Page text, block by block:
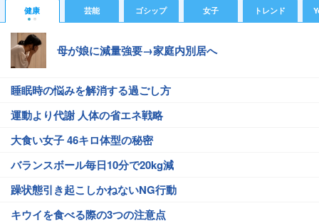
健康 芸能 ゴシップ 女子 トレンド
母が娘に減量強要→家庭内別居へ
睡眠時の悩みを解消する過ごし方
運動より代謝 人体の省エネ戦略
大食い女子 46キロ体型の秘密
バランスボール毎日10分で20kg減
躁状態引き起こしかねないNG行動
キウイを食べる際の3つの注意点